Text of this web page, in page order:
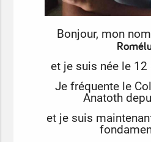
Bonjour, mon
et je suis née le
Je fréquente le
Anatoth
et je suis